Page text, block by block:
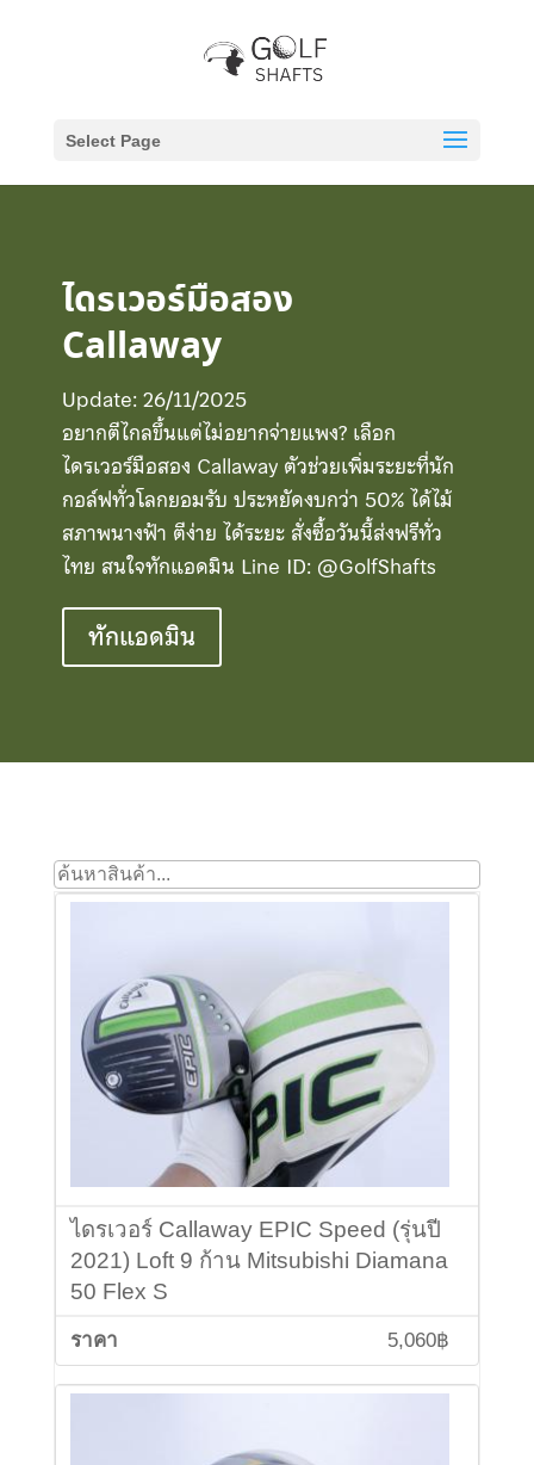
Select Page
ไดรเวอร์มือสอง
Callaway
Update: 26/11/2025
อยากตีไกลขึ้นแต่ไม่อยากจ่ายแพง? เลือก
ไดรเวอร์มือสอง Callaway ตัวช่วยเพิ่มระยะที่นัก
กอล์ฟทั่วโลกยอมรับ ประหยัดงบกว่า 50% ได้ไม้
สภาพนางฟ้า ตีง่าย ได้ระยะ สั่งซื้อวันนี้ส่งฟรีทั่ว
ไทย สนใจทักแอดมิน Line ID: @GolfShafts
ทักแอดมิน
ไดรเวอร์ Callaway EPIC Speed (รุ่นปี
2021) Loft 9 ก้าน Mitsubishi Diamana
50 Flex S
5,060฿